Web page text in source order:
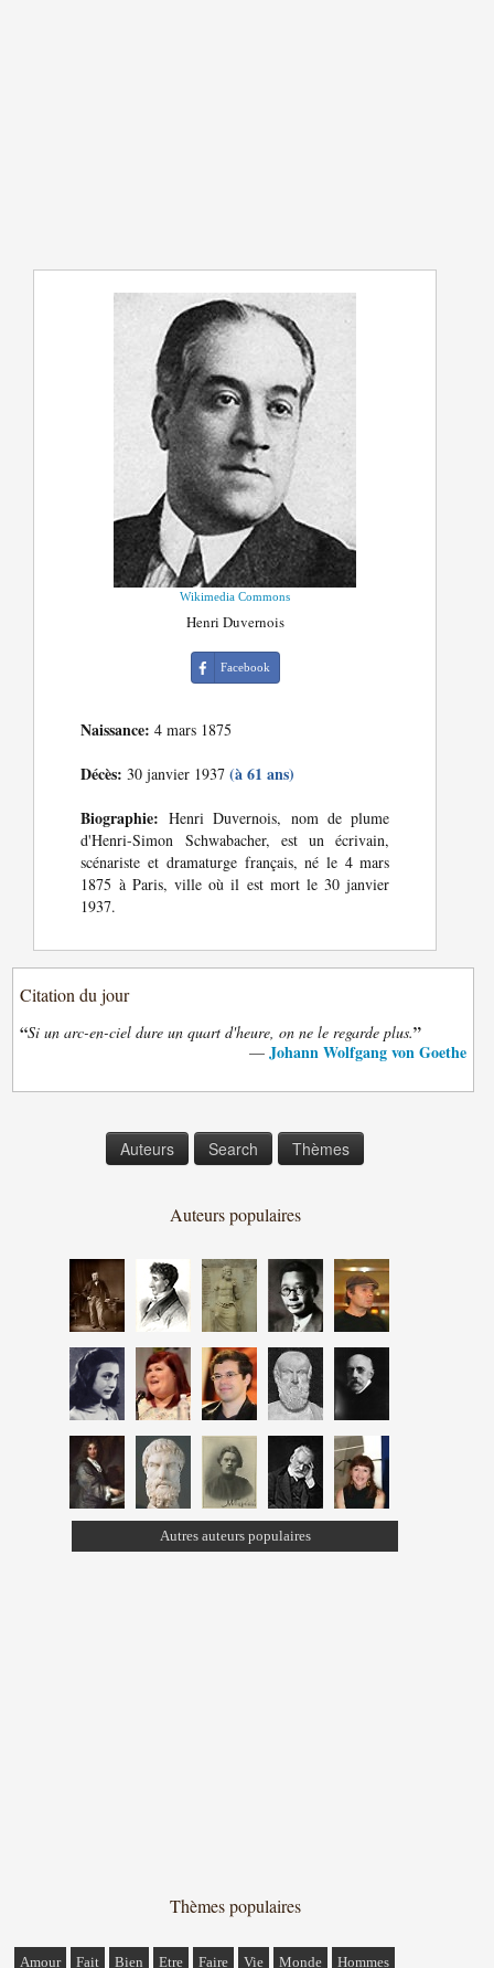
Wikimedia Commons
Henri Duvernois
Facebook
Naissance: 4 mars 1875
Décès: 30 janvier 1937(à 61 ans)
Biographie: Henri Duvernois, nom de plume
d'Henri-Simon Schwabacher, est un écrivain,
scénariste et dramaturge français, né le 4 mars
1875 à Paris, ville où il est mort le 30 janvier
1937.
Citation du jour
“Si un arc-en-ciel dure un quart d'heure, on ne le regarde plus.”
— Johann Wolfgang von Goethe
Auteurs Search Thèmes
Auteurs populaires
Autres auteurs populaires
Thèmes populaires
Amour Fait Bien Etre Faire Vie Monde Hommes